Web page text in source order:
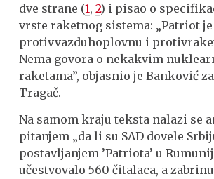
dve strane (1,2) i pisao o
vrste raketnog sistema: „Patriot
protivvazduhoplovnu i
Nema govora o nekakvim
raketama”, objasnio je Banković
Tragač.
Na samom kraju teksta nalazi se
pitanjem „da li su SAD dovele
postavljanjem ’Patriota’ u
učestvovalo 560 čitalaca, a